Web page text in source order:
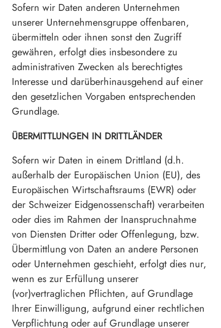
Sofern wir Daten anderen Unternehmen
unserer Unternehmensgruppe offenbaren,
übermitteln oder ihnen sonst den Zugriff
gewähren, erfolgt dies insbesondere zu
administrativen Zwecken als berechtigtes
Interesse und darüberhinausgehend auf einer
den gesetzlichen Vorgaben entsprechenden
Grundlage.
ÜBERMITTLUNGEN IN DRITTLÄNDER
Sofern wir Daten in einem Drittland (d.h.
außerhalb der Europäischen Union (EU), des
Europäischen Wirtschaftsraums (EWR) oder
der Schweizer Eidgenossenschaft) verarbeiten
oder dies im Rahmen der Inanspruchnahme
von Diensten Dritter oder Offenlegung, bzw.
Übermittlung von Daten an andere Personen
oder Unternehmen geschieht, erfolgt dies nur,
wenn es zur Erfüllung unserer
(vor)vertraglichen Pflichten, auf Grundlage
Ihrer Einwilligung, aufgrund einer rechtlichen
Verpflichtung oder auf Grundlage unserer